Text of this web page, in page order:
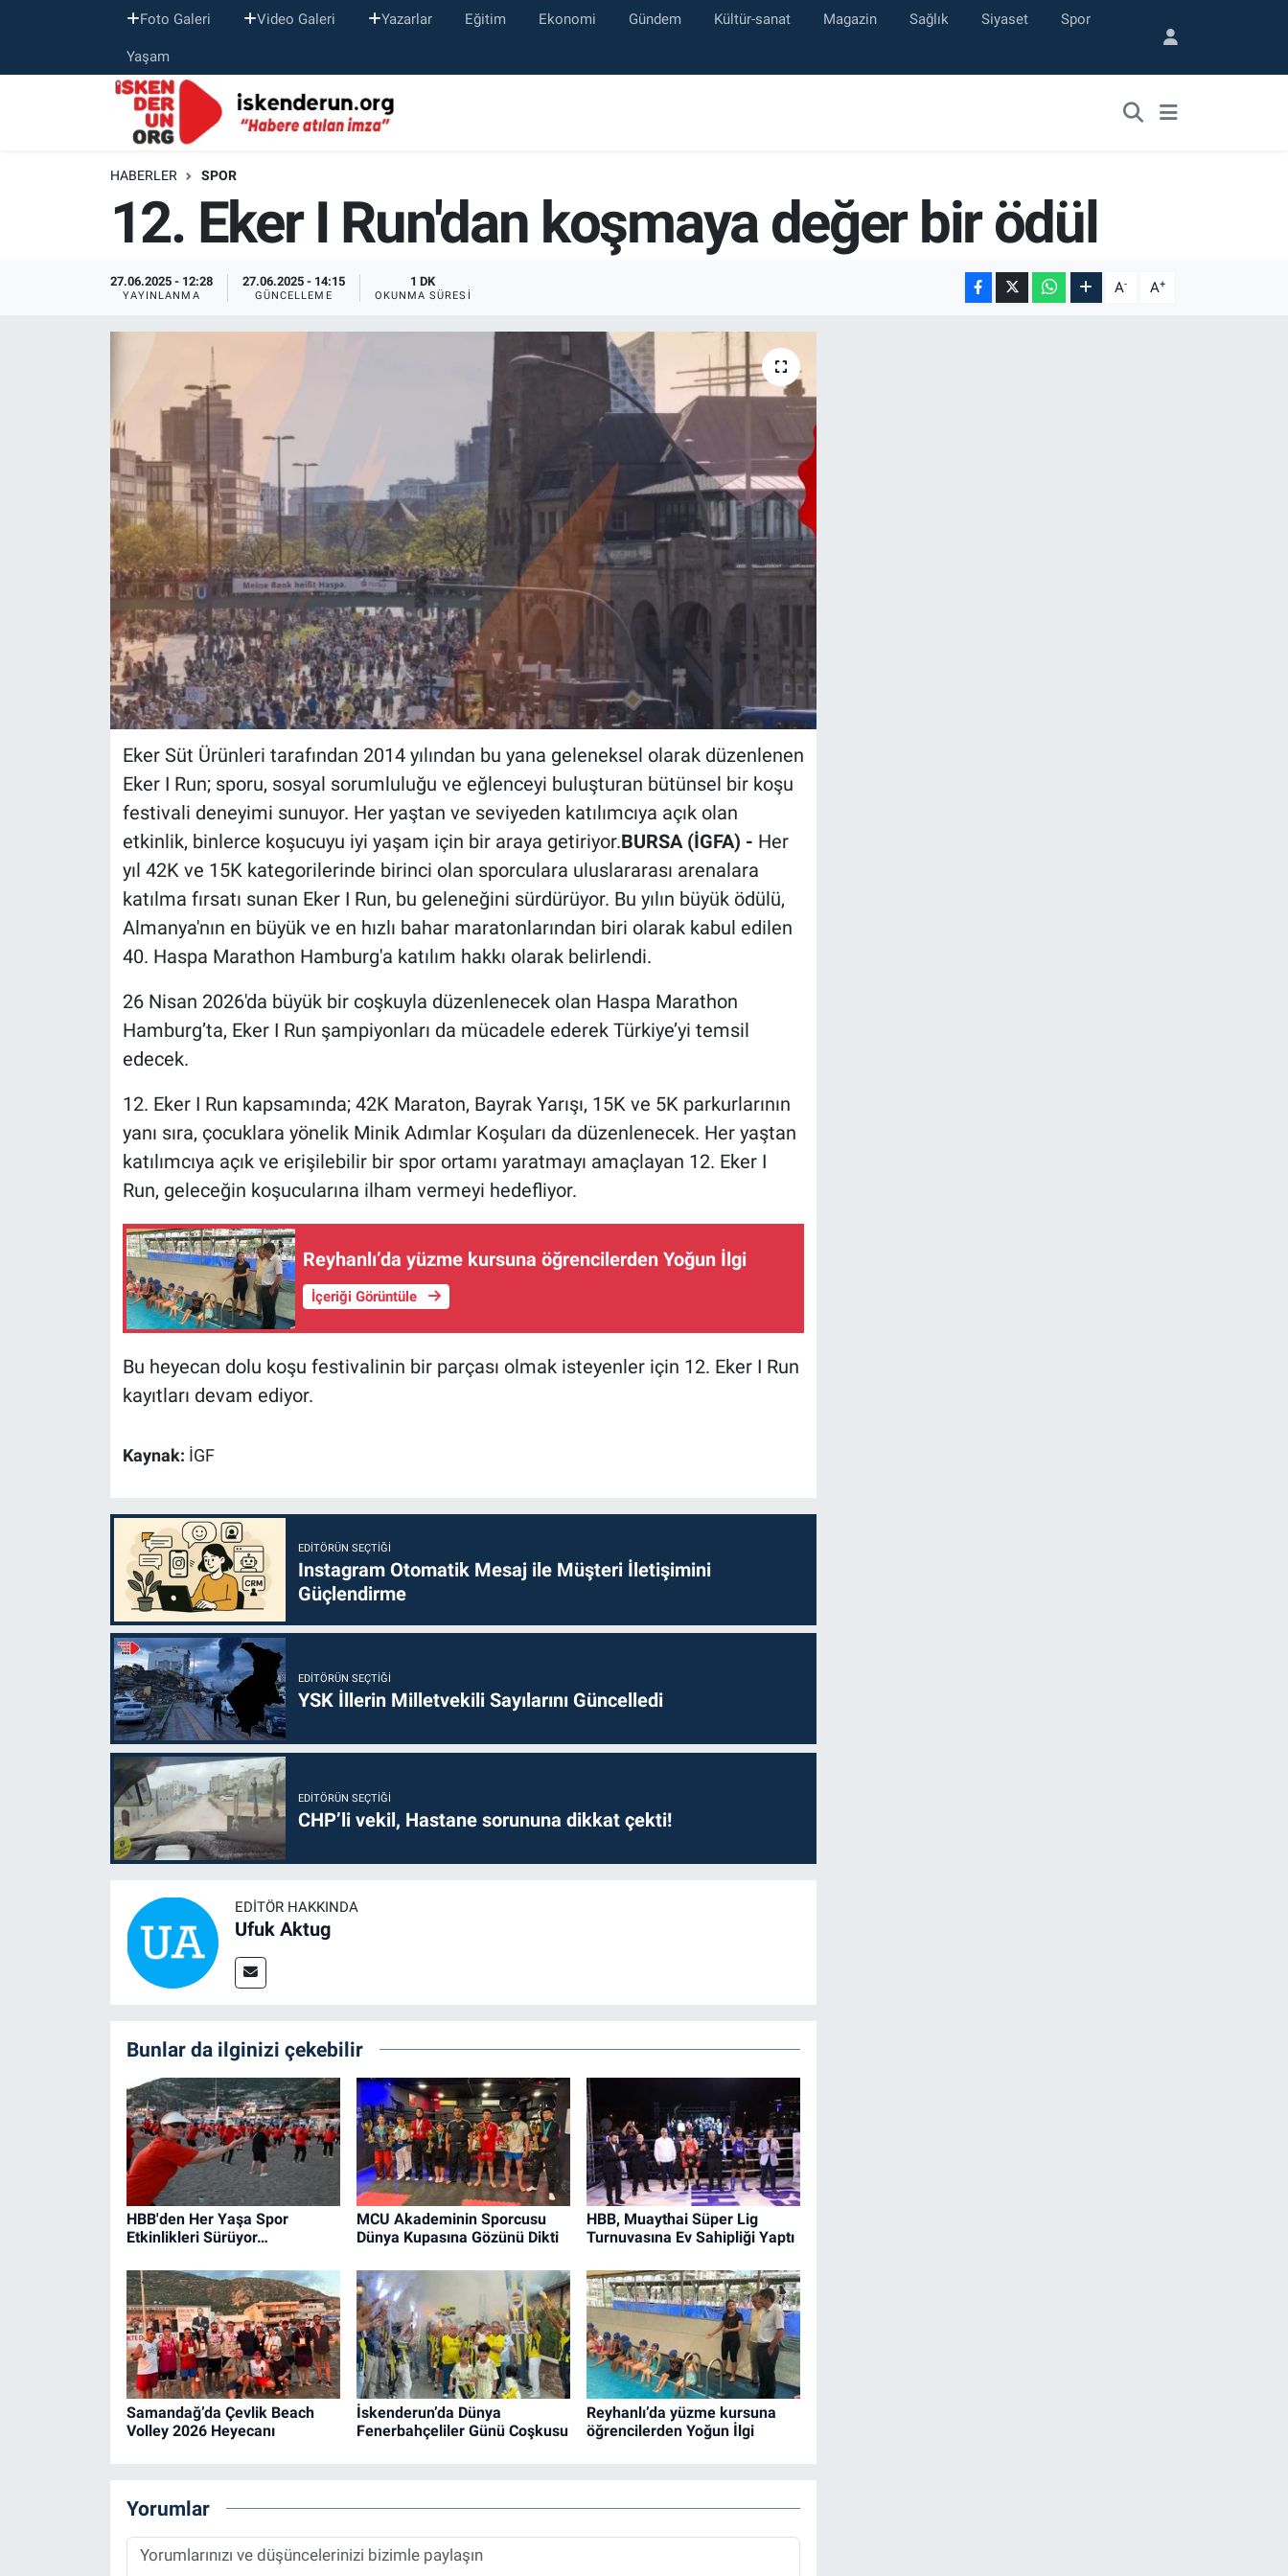
Foto Galeri Video Galeri Yazarlar Eğitim Ekonomi Gündem Kültür-sanat Magazin Sağlık Siyaset Spor
Yaşam
HABERLER SPOR
12. Eker I Run'dan koşmaya değer bir ödül
27.06.2025 - 12:28
YAYINLANMA
27.06.2025 - 14:15
GÜNCELLEME
1 DK
OKUNMA SÜRESI A- A+
Eker Süt Ürünleri tarafından 2014 yılından bu yana geleneksel olarak düzenlenen
Eker I Run; sporu, sosyal sorumluluğu ve eğlenceyi buluşturan bütünsel bir koşu
festivali deneyimi sunuyor. Her yaştan ve seviyeden katılımcıya açık olan
etkinlik, binlerce koşucuyu iyi yaşam için bir araya getiriyor.BURSA (İGFA) - Her
yıl 42K ve 15K kategorilerinde birinci olan sporculara uluslararası arenalara
katılma fırsatı sunan Eker I Run, bu geleneğini sürdürüyor. Bu yılın büyük ödülü,
Almanya'nın en büyük ve en hızlı bahar maratonlarından biri olarak kabul edilen
40. Haspa Marathon Hamburg'a katılım hakkı olarak belirlendi.
26 Nisan 2026'da büyük bir coşkuyla düzenlenecek olan Haspa Marathon
Hamburg’ta, Eker I Run şampiyonları da mücadele ederek Türkiye’yi temsil
edecek.
12. Eker I Run kapsamında; 42K Maraton, Bayrak Yarışı, 15K ve 5K parkurlarının
yanı sıra, çocuklara yönelik Minik Adımlar Koşuları da düzenlenecek. Her yaştan
katılımcıya açık ve erişilebilir bir spor ortamı yaratmayı amaçlayan 12. Eker I
Run, geleceğin koşucularına ilham vermeyi hedefliyor.
Reyhanlı’da yüzme kursuna öğrencilerden Yoğun İlgi
İçeriği Görüntüle
Bu heyecan dolu koşu festivalinin bir parçası olmak isteyenler için 12. Eker I Run
kayıtları devam ediyor.
Kaynak: İGF
EDITÖRÜN SEÇTIĞI
Instagram Otomatik Mesaj ile Müşteri İletişimini
Güçlendirme
EDITÖRÜN SEÇTIĞI
YSK İllerin Milletvekili Sayılarını Güncelledi
EDITÖRÜN SEÇTIĞI
CHP’li vekil, Hastane sorununa dikkat çekti!
EDITÖR HAKKINDA
Ufuk Aktug
Bunlar da ilginizi çekebilir
HBB'den Her Yaşa Spor
Etkinlikleri Sürüyor…
MCU Akademinin Sporcusu
Dünya Kupasına Gözünü Dikti
HBB, Muaythai Süper Lig
Turnuvasına Ev Sahipliği Yaptı
Samandağ’da Çevlik Beach
Volley 2026 Heyecanı
İskenderun’da Dünya
Fenerbahçeliler Günü Coşkusu
Reyhanlı’da yüzme kursuna
öğrencilerden Yoğun İlgi
Yorumlar